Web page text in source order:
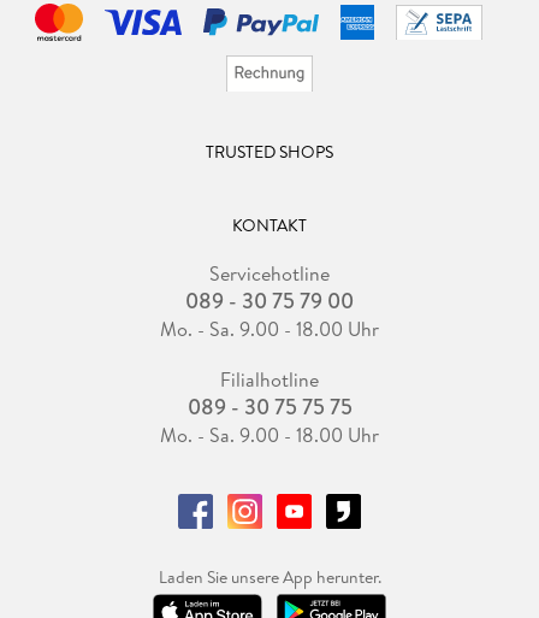
TRUSTED SHOPS
KONTAKT
Servicehotline
089 - 30 75 79 00
Mo. - Sa. 9.00 - 18.00 Uhr
Filialhotline
089 - 30 75 75 75
Mo. - Sa. 9.00 - 18.00 Uhr
Laden Sie unsere App herunter.